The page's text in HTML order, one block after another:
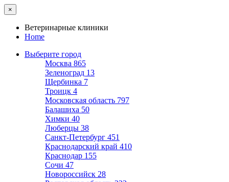
×
Ветеринарные клиники
Home
Выберите город
Москва 865
Зеленоград 13
Щербинка 7
Троицк 4
Московская область 797
Балашиха 50
Химки 40
Люберцы 38
Санкт-Петербург 451
Краснодарский край 410
Краснодар 155
Сочи 47
Новороссийск 28